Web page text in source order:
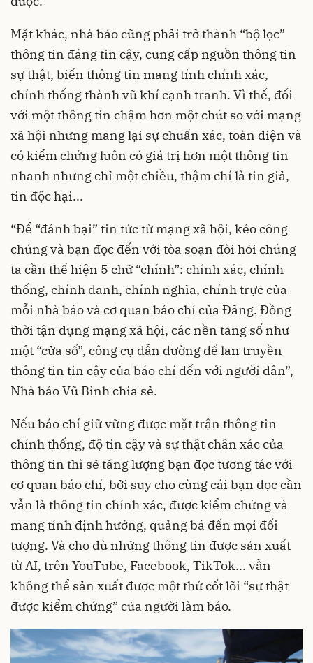
Mặt khác, nhà báo cũng phải trở thành “bộ lọc”
thông tin đáng tin cậy, cung cấp nguồn thông tin
sự thật, biến thông tin mang tính chính xác,
chính thống thành vũ khí cạnh tranh. Vì thế, đối
với một thông tin chậm hơn một chút so với mạng
xã hội nhưng mang lại sự chuẩn xác, toàn diện và
có kiểm chứng luôn có giá trị hơn một thông tin
nhanh nhưng chỉ một chiều, thậm chí là tin giả,
tin độc hại...
“Để “đánh bại” tin tức từ mạng xã hội, kéo công
chúng và bạn đọc đến với tòa soạn đòi hỏi chúng
ta cần thể hiện 5 chữ “chính”: chính xác, chính
thống, chính danh, chính nghĩa, chính trực của
mỗi nhà báo và cơ quan báo chí của Đảng. Đồng
thời tận dụng mạng xã hội, các nền tảng số như
một “cửa sổ”, công cụ dẫn đường để lan truyền
thông tin tin cậy của báo chí đến với người dân”,
Nhà báo Vũ Bình chia sẻ.
Nếu báo chí giữ vững được mặt trận thông tin
chính thống, độ tin cậy và sự thật chân xác của
thông tin thì sẽ tăng lượng bạn đọc tương tác với
cơ quan báo chí, bởi suy cho cùng cái bạn đọc cần
vẫn là thông tin chính xác, được kiểm chứng và
mang tính định hướng, quảng bá đến mọi đối
tượng. Và cho dù những thông tin được sản xuất
từ AI, trên YouTube, Facebook, TikTok... vẫn
không thể sản xuất được một thứ cốt lõi “sự thật
được kiểm chứng” của người làm báo.